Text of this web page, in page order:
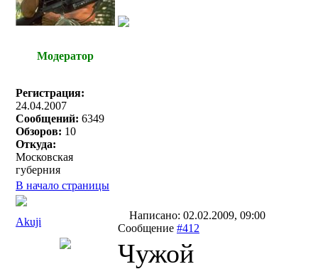
Модератор
Регистрация:
24.04.2007
Сообщений: 6349
Обзоров: 10
Откуда:
Московская
губерния
В начало страницы
Akuji
Написано: 02.02.2009, 09:00
Сообщение #412
Чужой